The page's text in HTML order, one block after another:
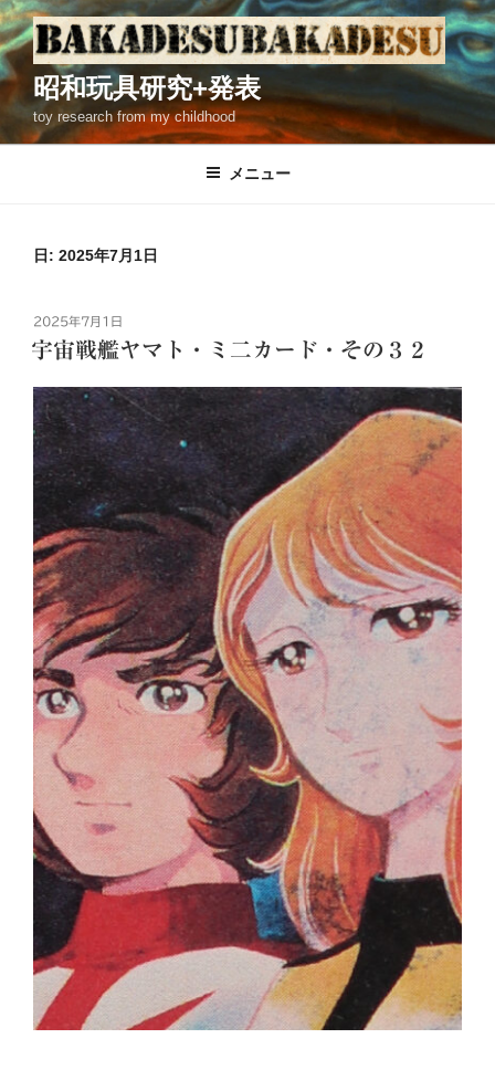
コ
ン
テ
ン
ツ
へ
昭和玩具研究+発表
toy research from my childhood
メニュー
日: 2025年7月1日
投
稿
日:
2025年7月1日
宇宙戦艦ヤマト・ミ二カード・その３２